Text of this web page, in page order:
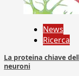
News
Ricerca
La proteina chiave
neuroni